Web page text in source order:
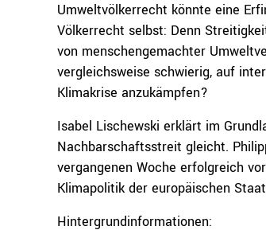
Umweltvölkerrecht könnte eine
Völkerrecht selbst: Denn
von menschengemachter
vergleichsweise schwierig, auf
Klimakrise anzukämpfen?
Isabel Lischewski erklärt im
Nachbarschaftsstreit gleicht.
vergangenen Woche erfolgreich
Klimapolitik der europäischen
Hintergrundinformationen: